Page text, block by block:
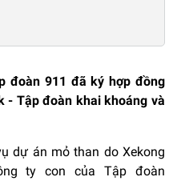
đoàn 911 đã ký hợp đồng
- Tập đoàn khai khoáng và
dự án mỏ than do Xekong
ty con của Tập đoàn